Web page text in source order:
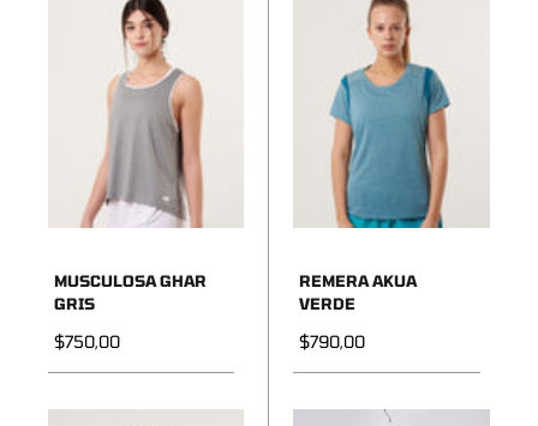
MUSCULOSA GHAR
GRIS
Precio de oferta
$750,00
REMERA AKUA
VERDE
Precio de oferta
$790,00